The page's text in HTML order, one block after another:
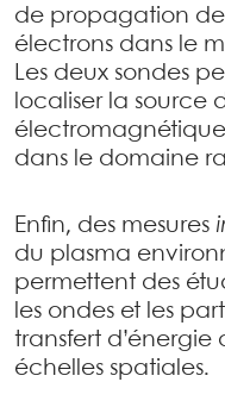
de propagation
électrons dans le
Les deux sondes
localiser la source
dans le domaine
Enfin, des mesures
du plasma
permettent des
les ondes et les
transfert d’énergie
échelles spatiales.